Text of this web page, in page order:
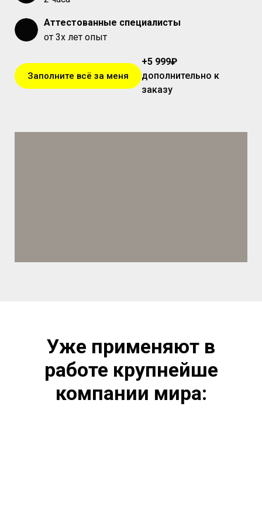
Аттестованные специалисты
от 3х лет опыт
Заполните всё за меня
+5 999₽
дополнительно к
заказу
Уже применяют в
работе крупнейше
компании мира: